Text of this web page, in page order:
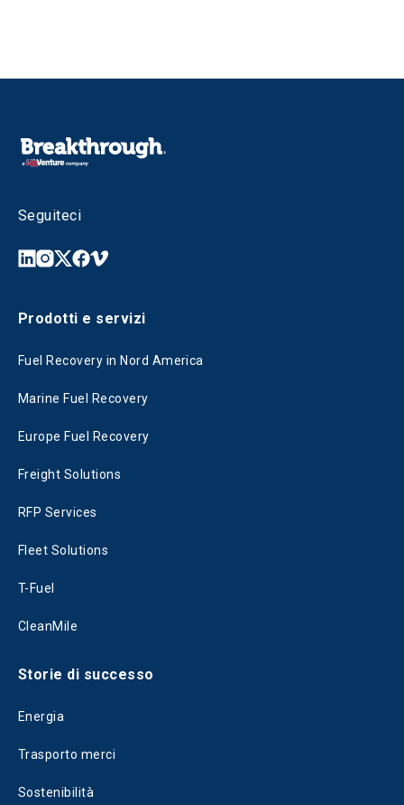
Seguiteci
Prodotti e servizi
Fuel Recovery in Nord America
Marine Fuel Recovery
Europe Fuel Recovery
Freight Solutions
RFP Services
Fleet Solutions
T-Fuel
CleanMile
Storie di successo
Energia
Trasporto merci
Sostenibilità